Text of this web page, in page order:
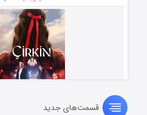
سریال زشتقسمت‌های جدید